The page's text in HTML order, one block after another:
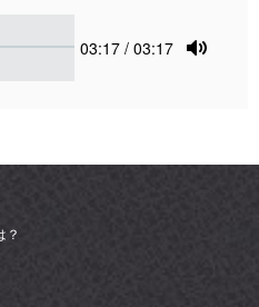
Current
03:17 / 03:17
？